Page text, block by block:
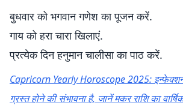
बुधवार को भगवान गणेश का पूजन करें.
गाय को हरा चारा खिलाएं.
प्रत्येक दिन हनुमान चालीसा का पाठ करें.
Capricorn Yearly Horoscope 2025: इन्फेक्शन
ग्रस्त होने की संभावना है, जानें मकर राशि का